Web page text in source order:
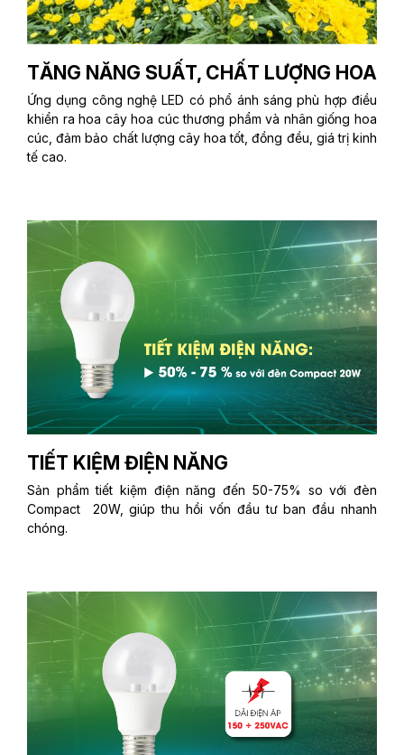
TĂNG NĂNG SUẤT, CHẤT LƯỢNG HOA
Ứng dụng công nghệ LED có phổ ánh sáng phù hợp điều
khiển ra hoa cây hoa cúc thương phẩm và nhân giống hoa
cúc, đảm bảo chất lượng cây hoa tốt, đồng đều, giá trị kinh
tế cao.
TIẾT KIỆM ĐIỆN NĂNG
Sản phẩm tiết kiệm điện năng đến 50-75% so với đèn
Compact 20W, giúp thu hồi vốn đầu tư ban đầu nhanh
chóng.